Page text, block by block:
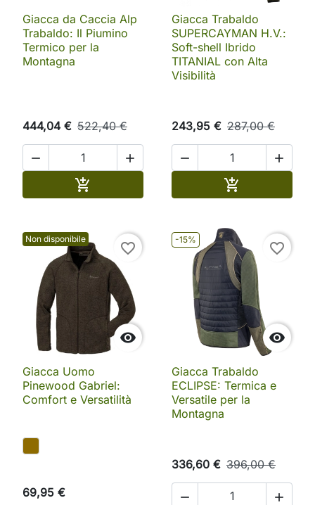
Giacca da Caccia Alp
Trabaldo: Il Piumino
Termico per la
Montagna
444,04 € 522,40 €
 

Giacca Trabaldo
SUPERCAYMAN H.V.:
Soft-shell Ibrido
TITANIAL con Alta
Visibilità
243,95 € 287,00 €
 

Non disponibile

favorite_border
Giacca Uomo
Pinewood Gabriel:
Comfort e Versatilità
69,95 €
-15%

favorite_border
Giacca Trabaldo
ECLIPSE: Termica e
Versatile per la
Montagna
336,60 € 396,00 €
 